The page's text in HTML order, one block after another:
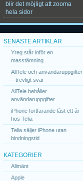
blir det möjligt att zooma
hela sidor
SENASTE ARTIKLAR
Yreg står inför en
masstämning
AllTele och användaruppgifter
– trevligt svar
AllTele behåller
användaruppgifter
iPhone fortfarande låst ett år
hos Telia
Telia säljer iPhone utan
bindningstid
KATEGORIER
Allmänt
Apple